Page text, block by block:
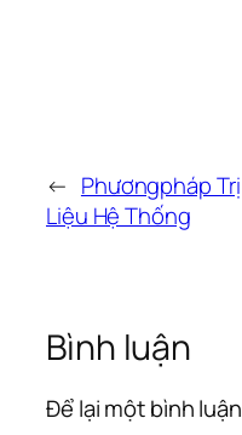
← Phươngpháp Trị
Liệu Hệ Thống
Bình luận
Để lại một bình luận